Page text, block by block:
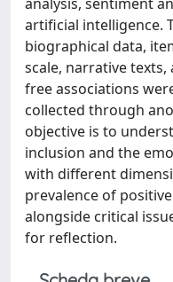
artificial intelligence.
biographical data,
scale, narrative
free associations
collected through
objective is to
inclusion and the
with different
prevalence of
alongside critical
for reflection.